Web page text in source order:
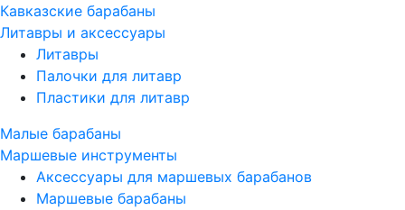
Кавказские барабаны
Литавры и аксессуары
Литавры
Палочки для литавр
Пластики для литавр
Малые барабаны
Маршевые инструменты
Аксессуары для маршевых барабанов
Маршевые барабаны